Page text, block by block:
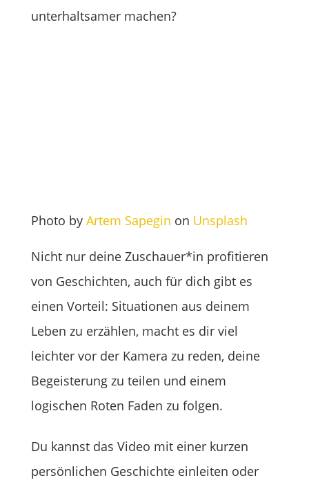
unterhaltsamer machen?
Photo by Artem Sapegin on Unsplash
Nicht nur deine Zuschauer*in profitieren
von Geschichten, auch für dich gibt es
einen Vorteil: Situationen aus deinem
Leben zu erzählen, macht es dir viel
leichter vor der Kamera zu reden, deine
Begeisterung zu teilen und einem
logischen Roten Faden zu folgen.
Du kannst das Video mit einer kurzen
persönlichen Geschichte einleiten oder